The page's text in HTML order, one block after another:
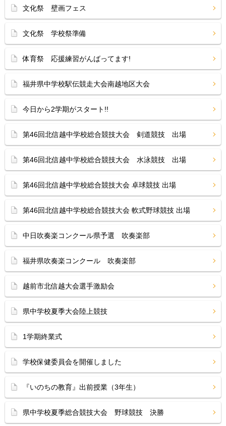
文化祭 壁画フェス
文化祭 学校祭準備
体育祭 応援練習がんばってます!
福井県中学校駅伝競走大会南越地区大会
今日から2学期がスタート!!
第46回北信越中学校総合競技大会 剣道競技 出場
第46回北信越中学校総合競技大会 水泳競技 出場
第46回北信越中学校総合競技大会 卓球競技 出場
第46回北信越中学校総合競技大会 軟式野球競技 出場
中日吹奏楽コンクール県予選 吹奏楽部
福井県吹奏楽コンクール 吹奏楽部
越前市北信越大会選手激励会
県中学校夏季大会陸上競技
1学期終業式
学校保健委員会を開催しました
『いのちの教育』出前授業（3年生）
県中学校夏季総合競技大会 野球競技 決勝